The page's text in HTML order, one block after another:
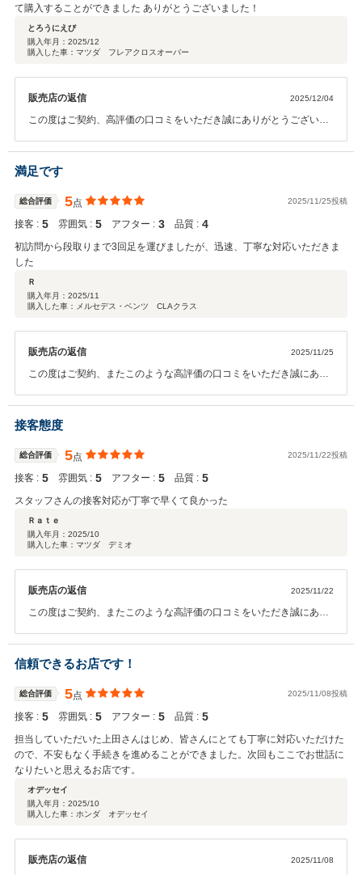
て購入することができました ありがとうございました！
とろうにえび
購入年月： 2025/12
購入した車：マツダ フレアクロスオーバー
販売店の返信 2025/12/04
この度はご契約、高評価の口コミをいただき誠にありがとうございま
けるようにご対応させていただきます。今後とも、従業員一同お客様
にご満足いただけるよう邁進して参ります。 今後とも、是非よろしく
お願い申し上げます。
満足です
総合評価 5点 2025/11/25投稿
接客 : 5 雰囲気 : 5 アフター : 3 品質 : 4
初訪問から段取りまで3回足を運びましたが、迅速、丁寧な対応いただきま
した
Ｒ
購入年月： 2025/11
購入した車：メルセデス・ベンツ CLAクラス
販売店の返信 2025/11/25
この度はご契約、またこのような高評価の口コミをいただき誠にあり
るよう邁進して参ります。素敵なカーライフをお過ごしくださいま
せ。
接客態度
総合評価 5点 2025/11/22投稿
接客 : 5 雰囲気 : 5 アフター : 5 品質 : 5
スタッフさんの接客対応が丁寧で早くて良かった
Ｒａｔｅ
購入年月： 2025/10
購入した車：マツダ デミオ
販売店の返信 2025/11/22
この度はご契約、またこのような高評価の口コミをいただき誠にあり
い、なるべく早くご納車できるように準備いたします。今後とも、従
業員一同お客様にご満足いただけるよう邁進して参ります。是非よろ
しくお願い申し上げます。
信頼できるお店です！
総合評価 5点 2025/11/08投稿
接客 : 5 雰囲気 : 5 アフター : 5 品質 : 5
担当していただいた上田さんはじめ、皆さんにとても丁寧に対応いただけた
ので、不安もなく手続きを進めることができました。次回もここでお世話に
なりたいと思えるお店です。
オデッセイ
購入年月： 2025/10
購入した車：ホンダ オデッセイ
販売店の返信 2025/11/08